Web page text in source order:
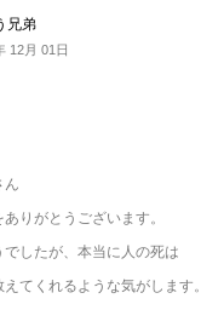
兄弟
12月 01日
ん
りがとうございます。
したが、本当に人の死は
てくれるような気がします。